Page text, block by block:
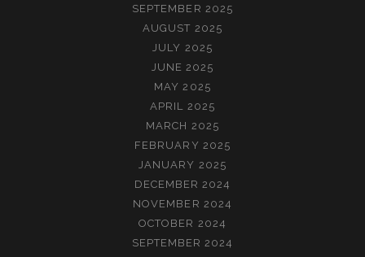
SEPTEMBER 2025
AUGUST 2025
JULY 2025
JUNE 2025
MAY 2025
APRIL 2025
MARCH 2025
FEBRUARY 2025
JANUARY 2025
DECEMBER 2024
NOVEMBER 2024
OCTOBER 2024
SEPTEMBER 2024